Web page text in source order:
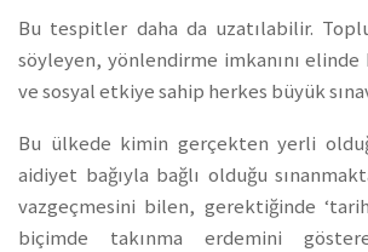
Bu tespitler daha da uzatılabilir.
söyleyen, yönlendirme imkanını
ve sosyal etkiye sahip herkes büyük
Bu ülkede kimin gerçekten yerli
aidiyet bağıyla bağlı olduğu
vazgeçmesini bilen, gerektiğinde
biçimde takınma erdemini